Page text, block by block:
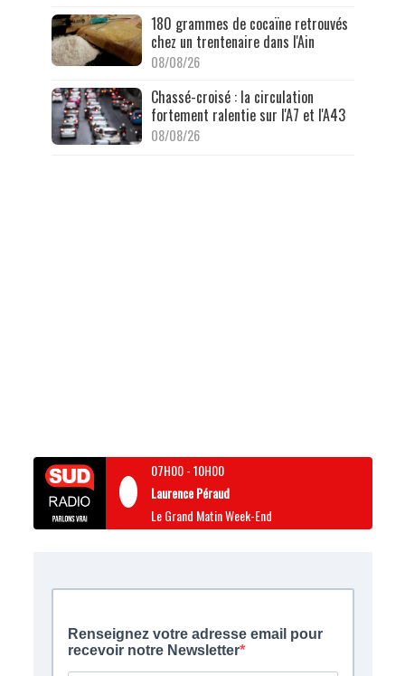
180 grammes de cocaïne retrouvés
chez un trentenaire dans l'Ain
08/08/26
Chassé-croisé : la circulation
fortement ralentie sur l'A7 et l'A43
08/08/26
07H00-10H00
Laurence Péraud
Le Grand Matin Week-End